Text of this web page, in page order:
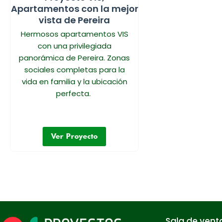
Apartamentos con la mejor
vista de Pereira
Hermosos apartamentos VIS
con una privilegiada
panorámica de Pereira. Zonas
sociales completas para la
vida en familia y la ubicación
perfecta.
Ver Proyecto